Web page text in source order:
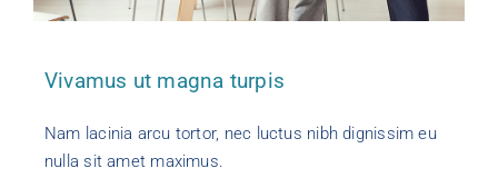
Vivamus ut magna turpis
Nam lacinia arcu tortor, nec luctus nibh dignissim eu
nulla sit amet maximus.